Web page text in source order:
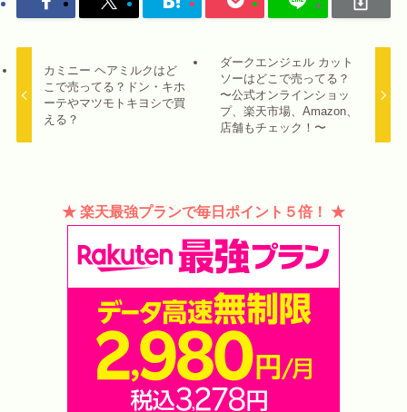
カミニー ヘアミルクはど
こで売ってる？ドン・キホ
ーテやマツモトキヨシで買
える？
ダークエンジェル カット
ソーはどこで売ってる？
〜公式オンラインショッ
プ、楽天市場、Amazon、
店舗もチェック！〜
★ 楽天最強プランで毎日ポイント５倍！ ★